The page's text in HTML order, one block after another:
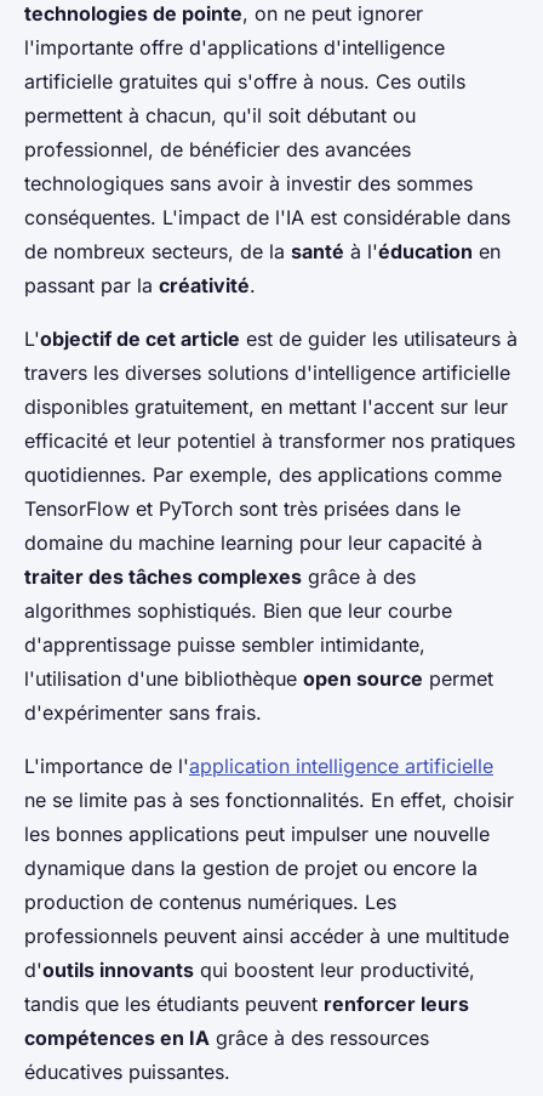
technologies de pointe, on ne peut ignorer
l'importante offre d'applications d'intelligence
artificielle gratuites qui s'offre à nous. Ces outils
permettent à chacun, qu'il soit débutant ou
professionnel, de bénéficier des avancées
technologiques sans avoir à investir des sommes
conséquentes. L'impact de l'IA est considérable dans
de nombreux secteurs, de la santé à l'éducation en
passant par la créativité.
L'objectif de cet article est de guider les utilisateurs à
travers les diverses solutions d'intelligence artificielle
disponibles gratuitement, en mettant l'accent sur leur
efficacité et leur potentiel à transformer nos pratiques
quotidiennes. Par exemple, des applications comme
TensorFlow et PyTorch sont très prisées dans le
domaine du machine learning pour leur capacité à
traiter des tâches complexes grâce à des
algorithmes sophistiqués. Bien que leur courbe
d'apprentissage puisse sembler intimidante,
l'utilisation d'une bibliothèque open source permet
d'expérimenter sans frais.
L'importance de l'application intelligence artificielle
ne se limite pas à ses fonctionnalités. En effet, choisir
les bonnes applications peut impulser une nouvelle
dynamique dans la gestion de projet ou encore la
production de contenus numériques. Les
professionnels peuvent ainsi accéder à une multitude
d'outils innovants qui boostent leur productivité,
tandis que les étudiants peuvent renforcer leurs
compétences en IA grâce à des ressources
éducatives puissantes.